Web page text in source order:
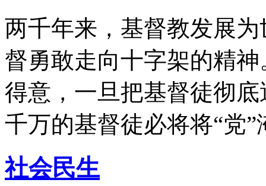
两千年来，基督教发展
督勇敢走向十字架的精
得意，一旦把基督徒彻
千万的基督徒必将将“党”
社会民生